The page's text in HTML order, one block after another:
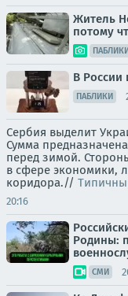
Житель
потому
ПАБЛИКИ
В России
ПАБЛИКИ
Сербия выделит
Сумма
перед зимой.
в сфере экономики,
коридора.//
20:16
Родины:
СМИ